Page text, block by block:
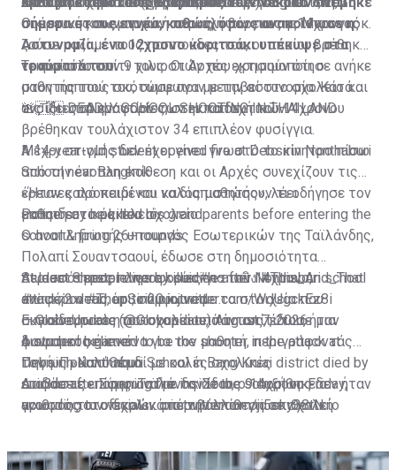
σήμερα στους εννέα, καθώς, όπως ανακοίνωσε η
Αστυνομία, ένα 12χρονο κοριτσάκι υπέκυψε στα
τραύματά του.
οικιστική και εμπορική περιοχή βόρεια της Μπανγκόκ.
Οι έρευνες των αρχών αποκάλυψαν πως ο 14χρονος
ζούσε μαζί με τους παππούδες του, οι οποίοι βρέθηκαν
νεκροί στο σπίτι τους. Οι Αρχές εκτιμούν ότι ο
μαθητής τους σκότωσε πριν μεταβεί στο σχολείο και
ανοίξει πυρ εναντίον των εκπαιδευτικών.
Το πιστόλι των 9 χιλιοστών που χρησιμοποίησε ανήκε
στον παππού του, σύμφωνα με την αστυνομία. Κατά
τις ίδιες πληροφορίες, στην κατοχή του 14χρονου
βρέθηκαν τουλάχιστον 34 επιπλέον φυσίγγια.
🚨🇹🇭 DEADLY SCHOOL SHOOTING IN THAILAND
A 14-year-old student opened fire at Debsirin Nonthaburi
School near Bangkok
Police say he killed his grandparents before entering the
school & firing 26+ rounds
At least 8 people were killed#กราดยิง #This_And_That
#ข่าวด่วน #ThepSirin pic.twitter.com/WdUgckEz8i
— GlobeUpdate (@Globupdate)August 7, 2026
Μέχρι στιγμής δεν έχει γίνει γνωστό το κίνητρο πίσω
από την ένοπλη επίθεση και οι Αρχές συνεχίζουν τις
έρευνες προκειμένου να διαπιστώσουν τι οδήγησε τον
μαθητή στο μακελειό.
«Ήταν καλό παιδί και καλός μαθητής», λέει
εκπαιδευτικός του σχολείο
Ο αναπληρωτής υπουργός Εσωτερικών της Ταϊλάνδης,
Πολαπί Σουαντσαουί, έδωσε στη δημοσιότητα
περισσότερες πληροφορίες για τον 14χρονο,
αναφέροντας ότι, σύμφωνα με τα στοιχεία που
συγκέντρωσε η αστυνομία από το σπίτι του, ήταν
φανατικός gamer.
Student shooter dies by suicide after Nonthaburi school
attack; 2 dead, up to 20 injured
A student believed to be the shooter in the attack at
Debsirin Nonthaburi School in Bang Kruai district died by
suicide after opening fire inside the school on Friday,
according to officials…pic.twitter.com/ji5sky38tN
Εκπαιδευτικός του σχολείου, πάντως, έδωσε μια
διαφορετική εικόνα για τον μαθητή, περιγράφοντάς
τον ως «καλό παιδί με καλές σχολικές
επιδόσεις». Σύμφωνα με τον ίδιο, ο 14χρονος δεν ήταν
γνωστός στο σχολικό περιβάλλον για επιθετική
Πηγή: Πρώτο Θέμα
Διαβάστε επίσης:Ταϊλάνδη: Στους 9 αυξήθηκε ο
αριθμός των νεκρών από την επίθεση σε σχολείο